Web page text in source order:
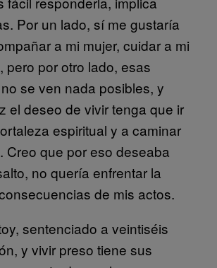
Por un lado, sí me gustaría
a mi mujer, cuidar a mi
pero por otro lado, esas
se ven nada posibles, y
el deseo de vivir tenga que ir
espiritual y a caminar
Creo que por eso deseaba
no quería enfrentar la
de mis actos.
sentenciado a veintiséis
y vivir preso tiene sus